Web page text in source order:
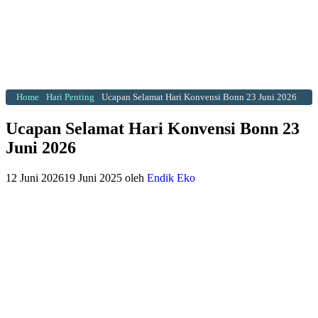
Home Hari Penting Ucapan Selamat Hari Konvensi Bonn 23 Juni 2026
Ucapan Selamat Hari Konvensi Bonn 23
Juni 2026
12 Juni 202619 Juni 2025 oleh Endik Eko